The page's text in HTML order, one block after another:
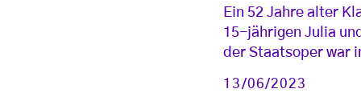
Ein 52 Jahre alter
15-jährigen Julia
der Staatsoper war
13/06/2023